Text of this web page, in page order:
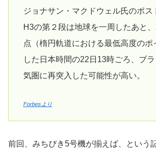
ジョナサン・マクドウェル氏のポス
H3の第２段は地球を一周したあと
点（楕円軌道における最低高度のポ
した日本時間の22日13時ごろ、ブ
気圏に再突入した可能性が高い。
Forbesより
前回、みちびき5号機が揃えば、という